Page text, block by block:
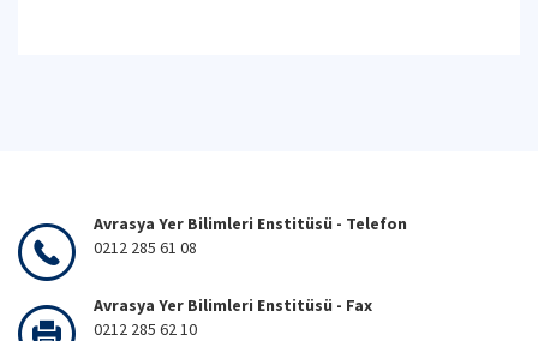
Avrasya Yer Bilimleri Enstitüsü - Telefon
0212 285 61 08
Avrasya Yer Bilimleri Enstitüsü - Fax
0212 285 62 10